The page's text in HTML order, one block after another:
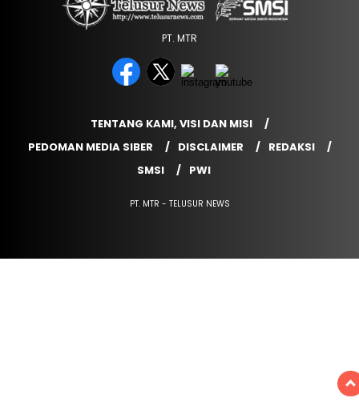
PT. MTR
TENTANG KAMI, VISI DAN MISI
PEDOMAN MEDIA SIBER
DISCLAIMER
REDAKSI
SMSI
PWI
PT. MTR - TELUSUR NEWS